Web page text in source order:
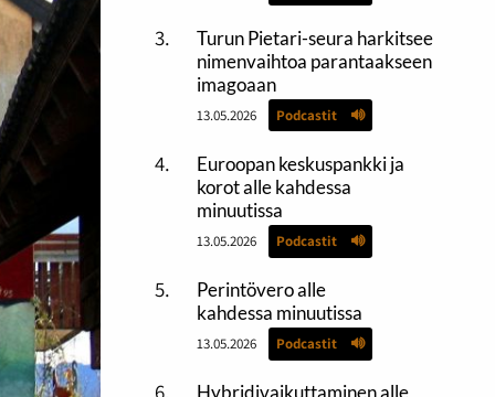
Turun Pietari-seura harkitsee
nimenvaihtoa parantaakseen
imagoaan
13.05.2026 Podcastit
Euroopan keskuspankki ja
korot alle kahdessa
minuutissa
13.05.2026 Podcastit
Perintövero alle
kahdessa minuutissa
13.05.2026 Podcastit
Hybridivaikuttaminen alle